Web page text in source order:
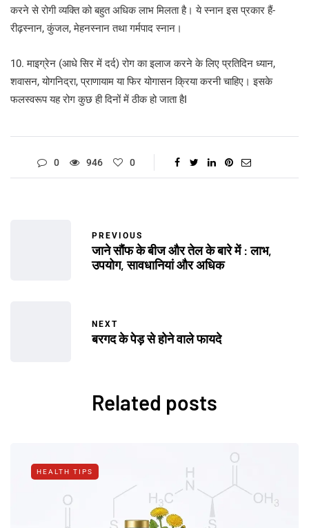
करने से रोगी व्यक्ति को बहुत अधिक लाभ मिलता है। ये स्नान इस प्रकार हैं-
रीढ़स्नान, कुंजल, मेहनस्नान तथा गर्मपाद स्नान।
10. माइग्रेन (आधे सिर में दर्द) रोग का इलाज करने के लिए प्रतिदिन ध्यान,
शवासन, योगनिद्रा, प्राणायाम या फिर योगासन क्रिया करनी चाहिए। इसके
फलस्वरूप यह रोग कुछ ही दिनों में ठीक हो जाता हैI
0 946 0
PREVIOUS
जाने सौंफ के बीज और तेल के बारे में : लाभ,
उपयोग, सावधानियां और अधिक
NEXT
बरगद के पेड़ से होने वाले फायदे
Related posts
HEALTH TIPS